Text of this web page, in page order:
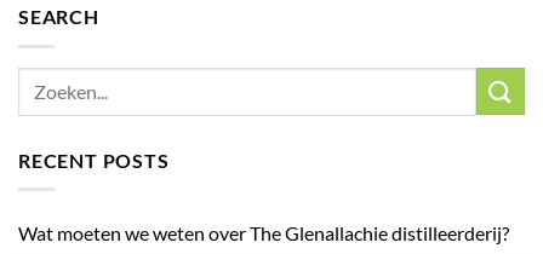
SEARCH
RECENT POSTS
Wat moeten we weten over The Glenallachie distilleerderij?